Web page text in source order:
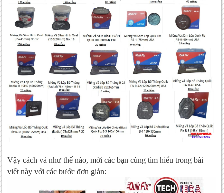
Vậy cách vá như thế nào, mời các bạn cùng tìm hiểu trong bài
viết này với các bước đơn giản: